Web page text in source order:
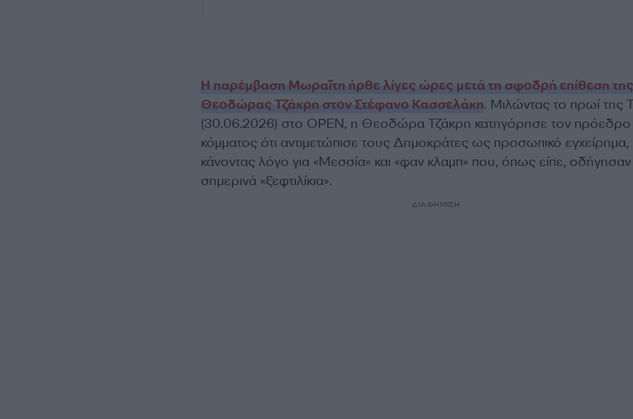
Η παρέμβαση Μωραΐτη ήρθε λίγες ώρες μετά τη σφοδρή επίθεση της
Θεοδώρας Τζάκρη στον Στέφανο Κασσελάκη. Μιλώντας το πρωί της
(30.06.2026) στο OPEN, η Θεοδώρα Τζάκρη κατηγόρησε τον πρόεδρο
κόμματος ότι αντιμετώπισε τους Δημοκράτες ως προσωπικό εγχείρημα,
κάνοντας λόγο για «Μεσσία» και «φαν κλαμπ» που, όπως είπε,
σημερινά «ξεφτιλίκια».
ΔΙΑΦΗΜΙΣΗ